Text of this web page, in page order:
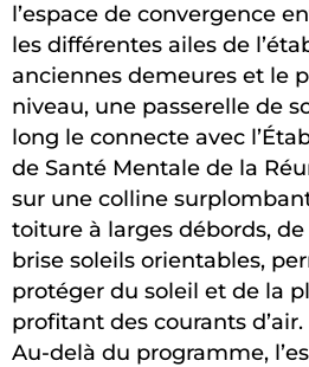
l’espace de convergence
les différentes ailes de
anciennes demeures et le
niveau, une passerelle de
long le connecte avec
de Santé Mentale de la
sur une colline
toiture à larges débords,
brise soleils orientables,
protéger du soleil et de la
profitant des courants d’air.
Au-delà du programme,